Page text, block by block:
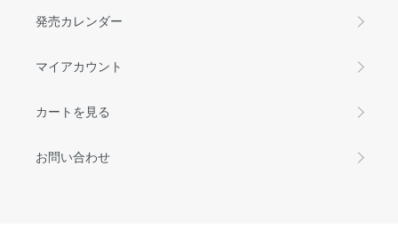
発売カレンダー
マイアカウント
カートを見る
お問い合わせ